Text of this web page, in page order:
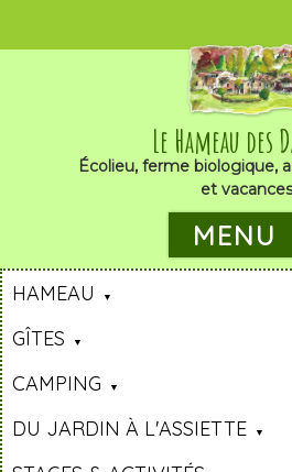
Le Hameau des
Écolieu, ferme biologique,
et vacances
MENU
HAMEAU
GÎTES
CAMPING
DU JARDIN À L'ASSIETTE